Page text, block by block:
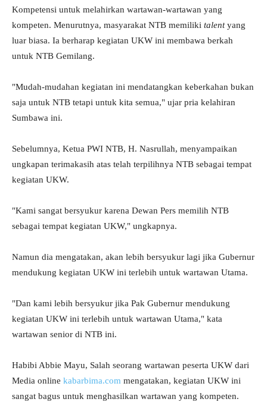
Kompetensi untuk melahirkan wartawan-wartawan yang
kompeten. Menurutnya, masyarakat NTB memiliki talentyang
luar biasa. Ia berharap kegiatan UKW ini membawa berkah
untuk NTB Gemilang.
"Mudah-mudahan kegiatan ini mendatangkan keberkahan bukan
saja untuk NTB tetapi untuk kita semua," ujar pria kelahiran
Sumbawa ini.
Sebelumnya, Ketua PWI NTB, H. Nasrullah, menyampaikan
ungkapan terimakasih atas telah terpilihnya NTB sebagai tempat
kegiatan UKW.
"Kami sangat bersyukur karena Dewan Pers memilih NTB
sebagai tempat kegiatan UKW," ungkapnya.
Namun dia mengatakan, akan lebih bersyukur lagi jika Gubernur
mendukung kegiatan UKW ini terlebih untuk wartawan Utama.
"Dan kami lebih bersyukur jika Pak Gubernur mendukung
kegiatan UKW ini terlebih untuk wartawan Utama," kata
wartawan senior di NTB ini.
Habibi Abbie Mayu, Salah seorang wartawan peserta UKW dari
Media online kabarbima.com mengatakan, kegiatan UKW ini
sangat bagus untuk menghasilkan wartawan yang kompeten.